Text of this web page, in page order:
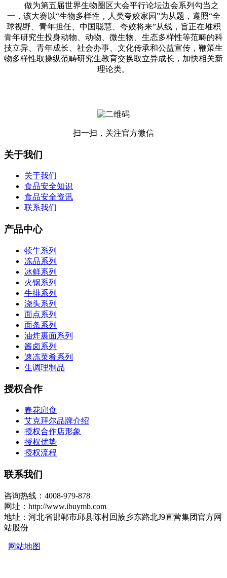
做为第五届世界生物圈区大会平行论坛边会系列勾当之
一，该大赛以“生物多样性，人类夸姣家园”为从题，遵照“全
球视野、青年担任、中国聪慧、夸姣将来”从线，旨正在堆积
青年研究生投身动物、动物、微生物、生态多样性等范畴的科
技立异、青年成长、社会办事、文化传承和公益宣传，鞭策生
物多样性取操纵范畴研究生教育交换取立异成长，加快相关新
理论类。
扫一扫，关注官方微信
关于我们
关于我们
食品安全知识
食品安全资讯
联系我们
产品中心
犊牛系列
冻品系列
冰鲜系列
火锅系列
牛排系列
浇头系列
面点系列
面条系列
油炸裹面系列
酱卤系列
速冻菜肴系列
生调理制品
授权合作
春花邱食
艾克拜尔品牌介绍
授权合作店形象
授权优势
授权流程
联系我们
咨询热线：4008-979-878
网址：http://www.ibuymb.com
地址：河北省邯郸市邱县陈村回族乡东路北J9直营集团官方网
站股份
网站地图